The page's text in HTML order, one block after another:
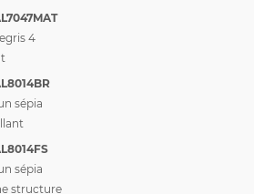
4
sépia
sépia
structure